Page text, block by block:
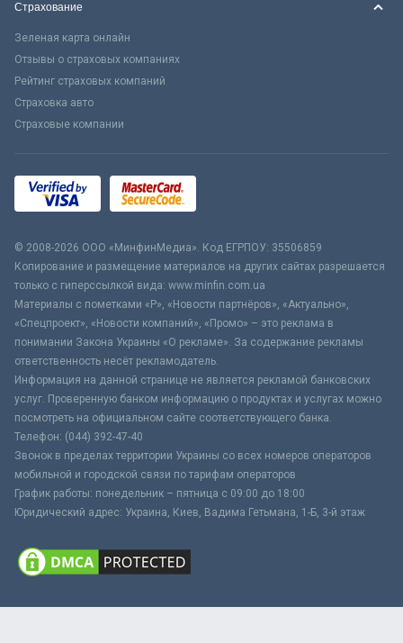
Страхование
Зеленая карта онлайн
Отзывы о страховых компаниях
Рейтинг страховых компаний
Страховка авто
Страховые компании
© 2008-2026 ООО «МинфинМедиа». Код ЕГРПОУ: 35506859
Копирование и размещение материалов на других сайтах разрешается
только с гиперссылкой вида: www.minfin.com.ua
Материалы с пометками «Р», «Новости партнёров», «Актуально»,
«Спецпроект», «Новости компаний», «Промо» – это реклама в
понимании Закона Украины «О рекламе». За содержание рекламы
ответственность несёт рекламодатель.
Информация на данной странице не является рекламой банковских
услуг. Проверенную банком информацию о продуктах и услугах можно
посмотреть на официальном сайте соответствующего банка.
Телефон: (044) 392-47-40
Звонок в пределах территории Украины со всех номеров операторов
мобильной и городской связи по тарифам операторов
График работы: понедельник – пятница с 09:00 до 18:00
Юридический адрес: Украина, Киев, Вадима Гетьмана, 1-Б, 3-й этаж